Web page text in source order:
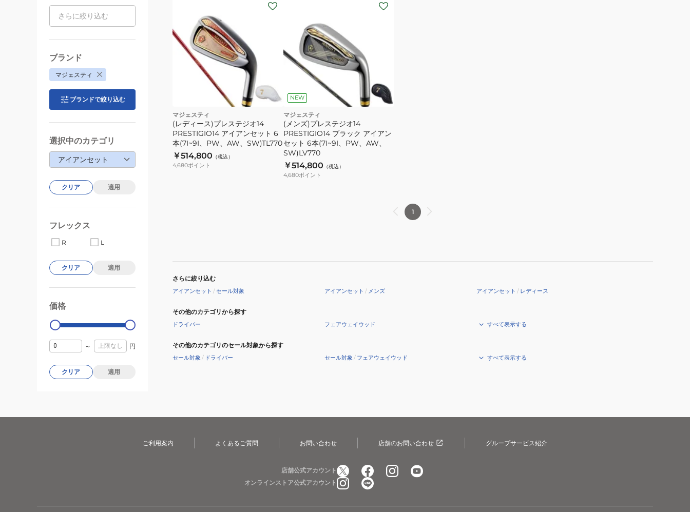
マジェスティ
(レディース)プレステジオ14
PRESTIGIO14 アイアンセット 6
本(7I~9I、PW、AW、SW)TL770
￥514,800 （税込）
4,680ポイント
NEW
マジェスティ
(メンズ)プレステジオ14
PRESTIGIO14 ブラック アイアン
セット 6本(7I~9I、PW、AW、
SW)LV770
￥514,800 （税込）
4,680ポイント
1
さらに絞り込む
アイアンセット /セール対象 アイアンセット / メンズ アイアンセット / レディース
その他のカテゴリから探す
ドライバー フェアウェイウッド すべて表示する
その他のカテゴリのセール対象から探す
セール対象 / ドライバー セール対象 / フェアウェイウッド すべて表示する
ブランド
マジェスティ
ブランドで絞り込む
選択中のカテゴリ
アイアンセット
クリア 適用
フレックス
R L
クリア 適用
価格
0
～ 円
クリア 適用
ご利用案内 よくあるご質問 お問い合わせ 店舗のお問い合わせ グループサービス紹介
店舗公式アカウント
オンラインストア公式アカウント